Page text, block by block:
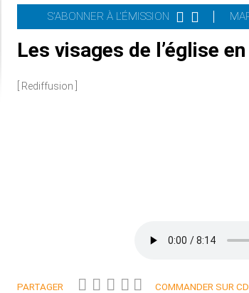
S'ABONNER À L'ÉMISSION
Les visages de l’église
[ Rediffusion ]
PARTAGER COMMANDER SUR CD